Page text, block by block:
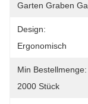
Garten Graben
Design:
Ergonomisch
Min Bestellmenge:
2000 Stück